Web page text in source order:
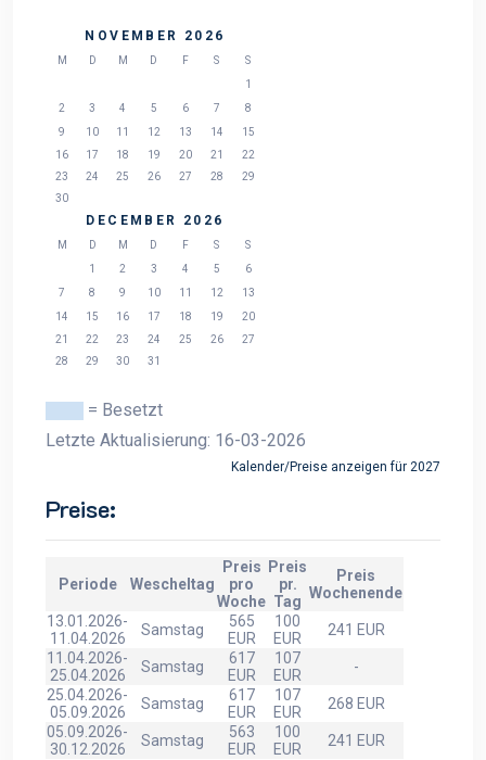
NOVEMBER 2026
M D M D F S
S
1
2
3 4 5 6 7
8
9
10 11 12 13 14
15
16
17 18 19 20 21
22
23
24 25 26 27 28
29
30
DECEMBER 2026
M D M D F S
S
1
2 3 4 5
6
7
8 9 10 11 12
13
14
15 16 17 18 19
20
21
22 23 24 25 26
27
28
29 30 31
= Besetzt
Letzte Aktualisierung: 16-03-2026
Kalender/Preise anzeigen für 2027
Preise:
Periode Wescheltag
Preis
pro
Woche
Preis
pr.
Tag
Preis
Wochenende
13.01.2026-
11.04.2026
Samstag
565
EUR
100
EUR
241 EUR
11.04.2026-
25.04.2026
Samstag
617
EUR
107
EUR
-
25.04.2026-
05.09.2026
Samstag
617
EUR
107
EUR
268 EUR
05.09.2026-
30.12.2026
Samstag
563
EUR
100
EUR
241 EUR